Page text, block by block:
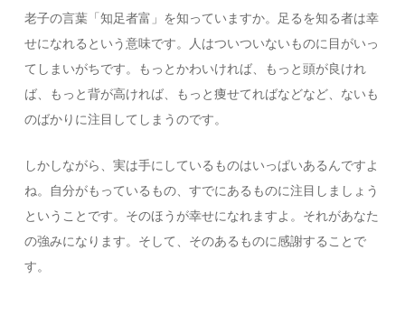
老子の言葉「知足者富」を知っていますか。足るを知る者は幸
せになれるという意味です。人はついついないものに目がいっ
てしまいがちです。もっとかわいければ、もっと頭が良けれ
ば、もっと背が高ければ、もっと痩せてればなどなど、ないも
のばかりに注目してしまうのです。
しかしながら、実は手にしているものはいっぱいあるんですよ
ね。自分がもっているもの、すでにあるものに注目しましょう
ということです。そのほうが幸せになれますよ。それがあなた
の強みになります。そして、そのあるものに感謝することで
す。